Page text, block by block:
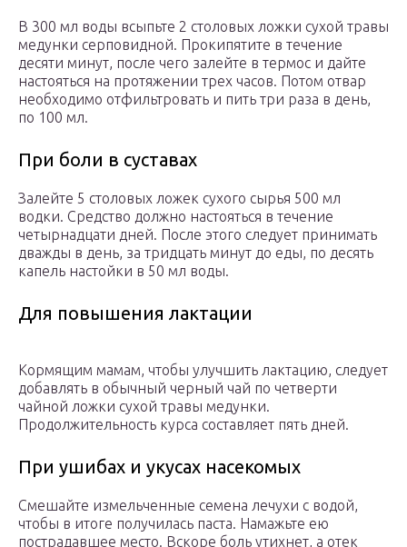
В 300 мл воды всыпьте 2 столовых ложки сухой травы
медунки серповидной. Прокипятите в течение
десяти минут, после чего залейте в термос и дайте
настояться на протяжении трех часов. Потом отвар
необходимо отфильтровать и пить три раза в день,
по 100 мл.
При боли в суставах
Залейте 5 столовых ложек сухого сырья 500 мл
водки. Средство должно настояться в течение
четырнадцати дней. После этого следует принимать
дважды в день, за тридцать минут до еды, по десять
капель настойки в 50 мл воды.
Для повышения лактации
Кормящим мамам, чтобы улучшить лактацию, следует
добавлять в обычный черный чай по четверти
чайной ложки сухой травы медунки.
Продолжительность курса составляет пять дней.
При ушибах и укусах насекомых
Смешайте измельченные семена лечухи с водой,
чтобы в итоге получилась паста. Намажьте ею
пострадавшее место. Вскоре боль утихнет, а отек